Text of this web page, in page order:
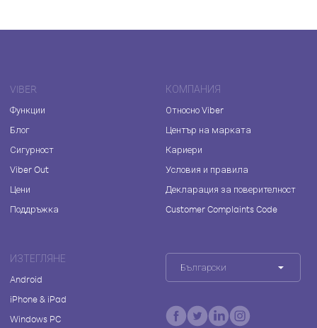
VIBER
Функции
Блог
Сигурност
Viber Out
Цени
Поддръжка
КОМПАНИЯ
Относно Viber
Център на марката
Кариери
Условия и правила
Декларация за поверителност
Customer Complaints Code
ИЗТЕГЛЯНЕ
Android
iPhone & iPad
Windows PC
Български